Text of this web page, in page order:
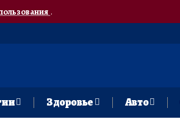
.
Здоровье Авто